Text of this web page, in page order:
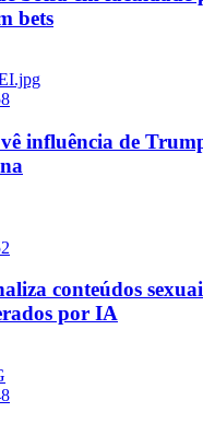
bets
influência de
conteúdos
por IA